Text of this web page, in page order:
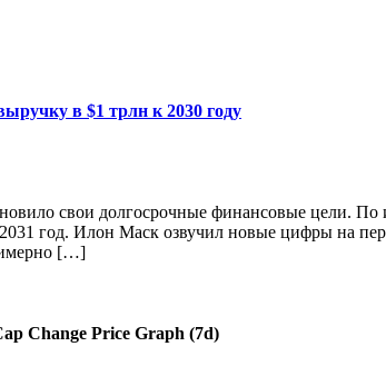
в $1 трлн к 2030 году
свои долгосрочные финансовые цели.
год. Илон Маск озвучил новые цифры на
[…]
Change Price Graph (7d)